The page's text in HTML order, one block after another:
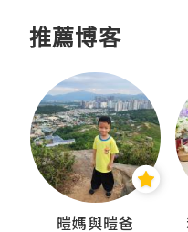
推薦博客
暟媽與暟爸